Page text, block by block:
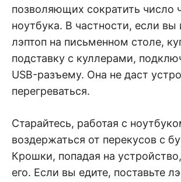
позволяющих сократить число
ноутбука. В частности, если вы
лэптоп на письменном столе,
подставку с куллерами,
USB-разъему. Она не даст
перегреваться.
Старайтесь, работая с
воздержаться от перекусов с
Крошки, попадая на
его. Если вы едите, поставьте